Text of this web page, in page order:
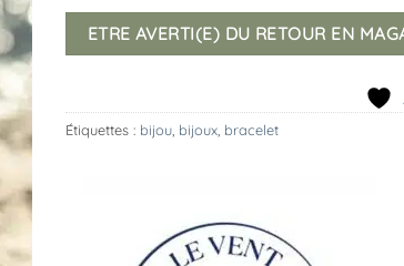
ETRE AVERTI(E) DU RETOUR EN
Étiquettes : bijou bijoux bracelet